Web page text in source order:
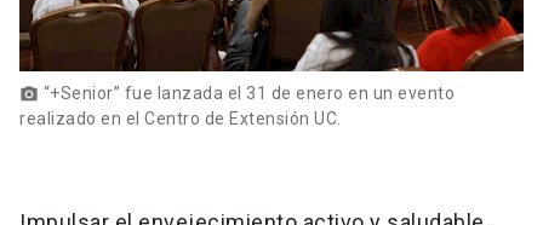
photo_camera “+Senior” fue lanzada el 31 de enero en un evento
realizado en el Centro de Extensión UC.